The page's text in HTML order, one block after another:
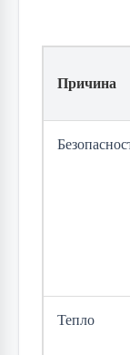
Причина
Тепло